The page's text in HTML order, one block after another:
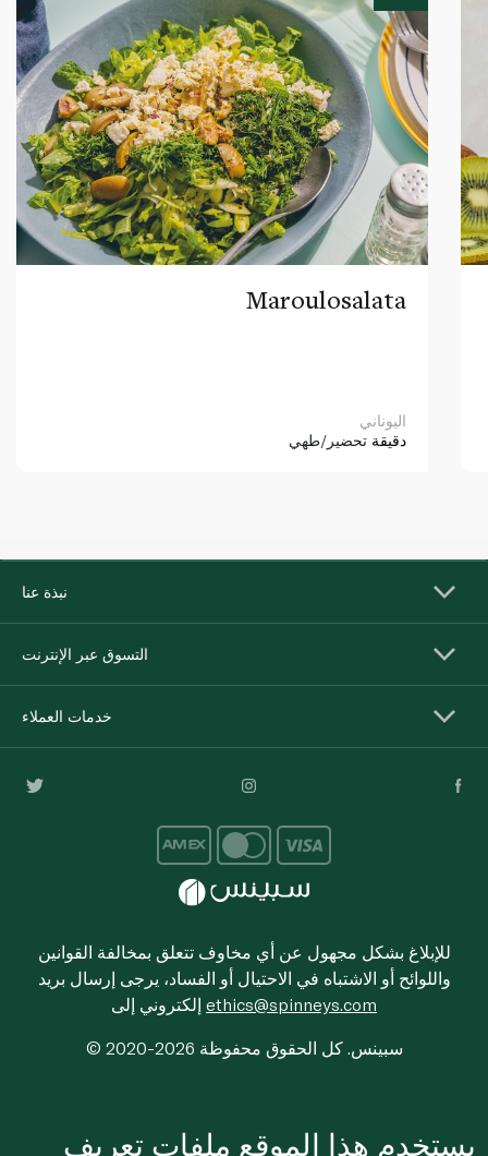
Maroulosalata
اليوناني
دقيقة تحضير/طهي
نبذة عنا
التسوق عبر الإنترنت
خدمات العملاء
للإبلاغ بشكل مجهول عن أي مخاوف تتعلق بمخالفة القوانين
واللوائح أو الاشتباه في الاحتيال أو الفساد، يرجى إرسال بريد
ethics@spinneys.com
© 2020-2026 سبينس. كل الحقوق محفوظة
يستخدم هذا الموقع ملفات تعريف